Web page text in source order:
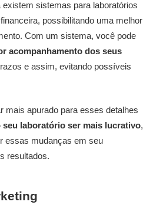
existem sistemas para laboratórios
possibilitando uma melhor
Com um sistema, você pode
acompanhamento dos seus
e assim, evitando possíveis
mais apurado para esses detalhes
seu laboratório ser mais lucrativo,
essas mudanças em seu
resultados.